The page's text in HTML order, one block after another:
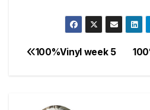
Bericht
100%Vinyl week 5